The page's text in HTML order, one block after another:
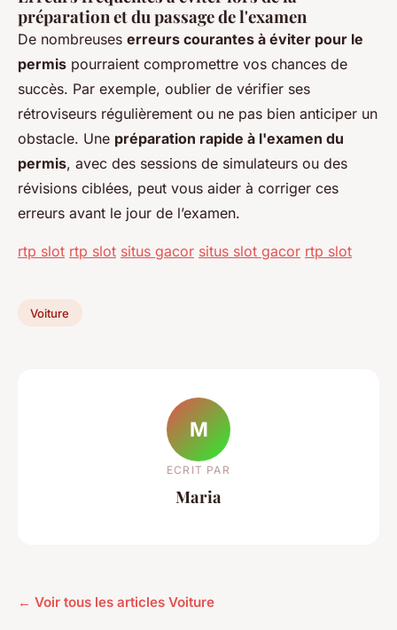
préparation et du passage de l'examen
De nombreuses erreurs courantes à éviter pour le
permis pourraient compromettre vos chances de
succès. Par exemple, oublier de vérifier ses
rétroviseurs régulièrement ou ne pas bien anticiper un
obstacle. Une préparation rapide à l'examen du
permis, avec des sessions de simulateurs ou des
révisions ciblées, peut vous aider à corriger ces
erreurs avant le jour de l’examen.
rtp slot rtp slot situs gacor situs slot gacor rtp slot
Voiture
M
ECRIT PAR
Maria
← Voir tous les articles Voiture